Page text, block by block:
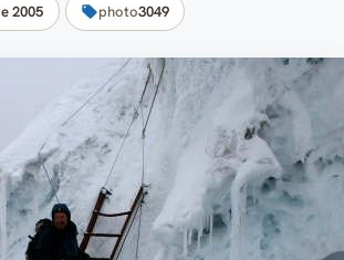
2005 photo3049